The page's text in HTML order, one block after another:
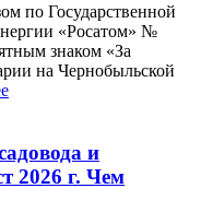
по Государственной
«Росатом» №
знаком «За
на Чернобыльской
и
2026 г. Чем